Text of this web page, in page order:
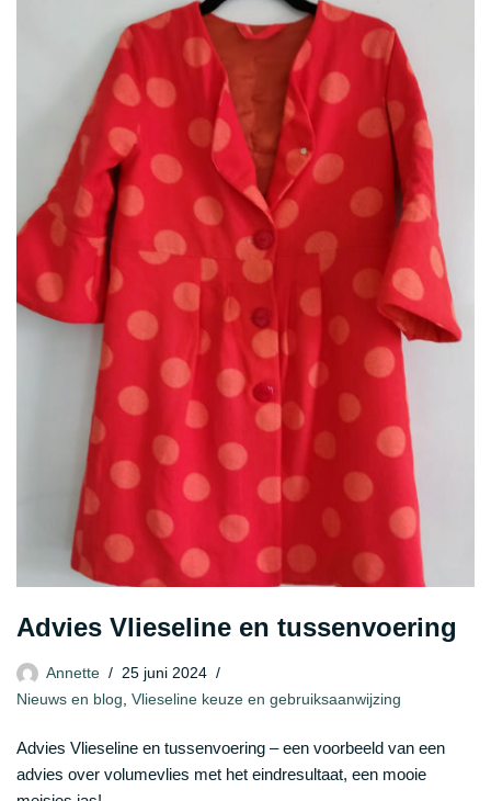
Advies Vlieseline en tussenvoering
Annette
25 juni 2024
Nieuws en blog, Vlieseline keuze en gebruiksaanwijzing
Advies Vlieseline en tussenvoering – een voorbeeld van een
advies over volumevlies met het eindresultaat, een mooie